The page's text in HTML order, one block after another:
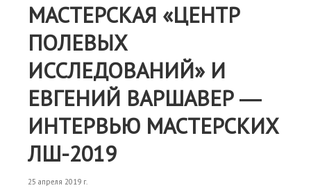
МАСТЕРСКАЯ «ЦЕНТР
ПОЛЕВЫХ
ИССЛЕДОВАНИЙ» И
ЕВГЕНИЙ ВАРШАВЕР ―
ИНТЕРВЬЮ МАСТЕРСКИХ
ЛШ-2019
25 апреля 2019 г.